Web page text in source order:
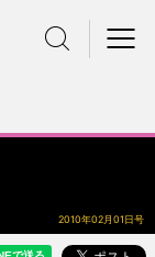
2010年02月01日号